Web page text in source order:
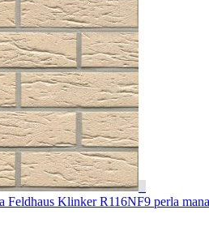
Feldhaus Klinker R116NF9 perla mana